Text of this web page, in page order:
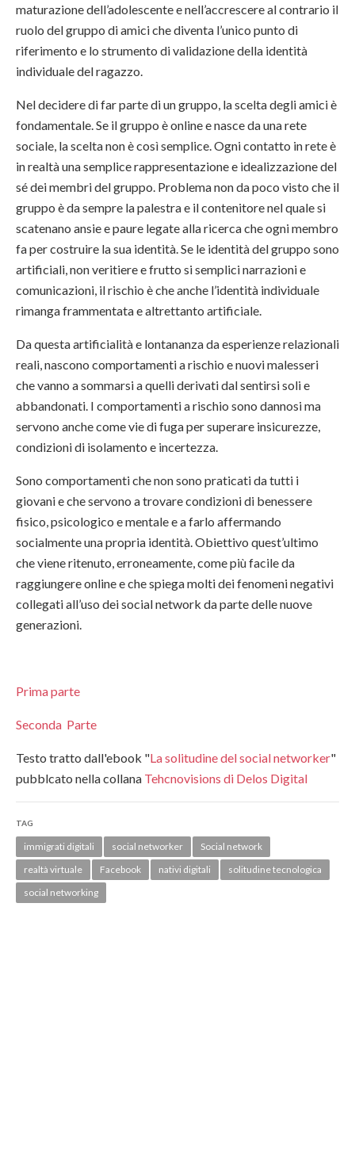
maturazione dell’adolescente e nell’accrescere al contrario il
ruolo del gruppo di amici che diventa l’unico punto di
riferimento e lo strumento di validazione della identità
individuale del ragazzo.
Nel decidere di far parte di un gruppo, la scelta degli amici è
fondamentale. Se il gruppo è online e nasce da una rete
sociale, la scelta non è così semplice. Ogni contatto in rete è
in realtà una semplice rappresentazione e idealizzazione del
sé dei membri del gruppo. Problema non da poco visto che il
gruppo è da sempre la palestra e il contenitore nel quale si
scatenano ansie e paure legate alla ricerca che ogni membro
fa per costruire la sua identità. Se le identità del gruppo sono
artificiali, non veritiere e frutto si semplici narrazioni e
comunicazioni, il rischio è che anche l’identità individuale
rimanga frammentata e altrettanto artificiale.
Da questa artificialità e lontananza da esperienze relazionali
reali, nascono comportamenti a rischio e nuovi malesseri
che vanno a sommarsi a quelli derivati dal sentirsi soli e
abbandonati. I comportamenti a rischio sono dannosi ma
servono anche come vie di fuga per superare insicurezze,
condizioni di isolamento e incertezza.
Sono comportamenti che non sono praticati da tutti i
giovani e che servono a trovare condizioni di benessere
fisico, psicologico e mentale e a farlo affermando
socialmente una propria identità. Obiettivo quest’ultimo
che viene ritenuto, erroneamente, come più facile da
raggiungere online e che spiega molti dei fenomeni negativi
collegati all’uso dei social network da parte delle nuove
generazioni.
Prima parte
Seconda Parte
Testo tratto dall'ebook "La solitudine del social networker"
pubblcato nella collana Tehcnovisions di Delos Digital
TAG
immigrati digitali social networker
Social network
realtà virtuale
Facebook nativi digitali
solitudine tecnologica
social networking